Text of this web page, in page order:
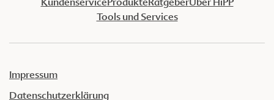
Tools und Services
Impressum
Datenschutzerklärung